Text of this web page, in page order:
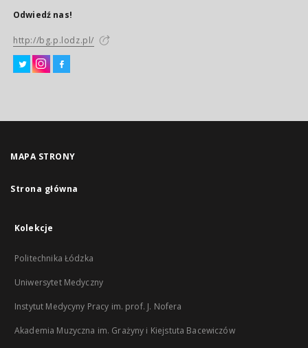
Odwiedź nas!
http://bg.p.lodz.pl/
MAPA STRONY
Strona główna
Kolekcje
Politechnika Łódzka
Uniwersytet Medyczny
Instytut Medycyny Pracy im. prof. J. Nofera
Akademia Muzyczna im. Grażyny i Kiejstuta Bacewiczów